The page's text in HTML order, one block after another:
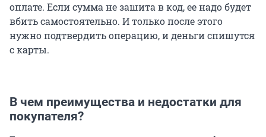
оплате. Если сумма не зашита в код, ее надо будет
вбить самостоятельно. И только после этого
нужно подтвердить операцию, и деньги спишутся
с карты.
В чем преимущества и недостатки для
покупателя?